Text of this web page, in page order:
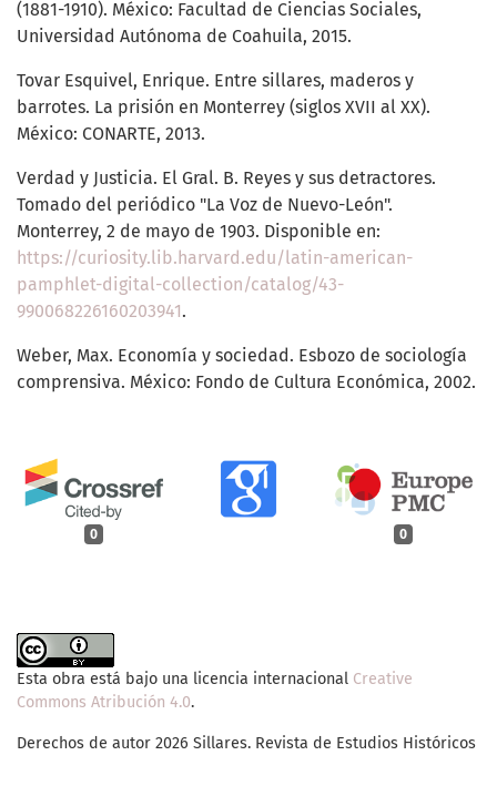
0 0
(1881-1910). México: Facultad de Ciencias Sociales,
Universidad Autónoma de Coahuila, 2015.
Tovar Esquivel, Enrique. Entre sillares, maderos y
barrotes. La prisión en Monterrey (siglos XVII al XX).
México: CONARTE, 2013.
Verdad y Justicia. El Gral. B. Reyes y sus detractores.
Tomado del periódico "La Voz de Nuevo-León".
Monterrey, 2 de mayo de 1903. Disponible en:
https://curiosity.lib.harvard.edu/latin-american-
pamphlet-digital-collection/catalog/43-
990068226160203941.
Weber, Max. Economía y sociedad. Esbozo de sociología
comprensiva. México: Fondo de Cultura Económica, 2002.
Esta obra está bajo una licencia internacional Creative
Commons Atribución 4.0.
Derechos de autor 2026 Sillares. Revista de Estudios Históricos